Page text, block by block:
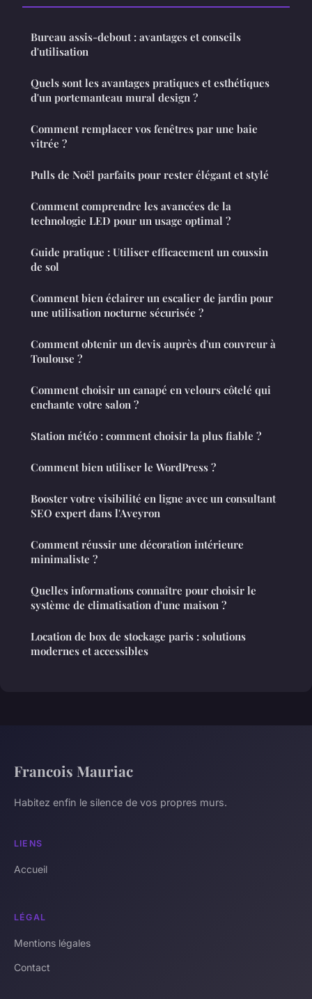
Bureau assis-debout : avantages et conseils
d'utilisation
Quels sont les avantages pratiques et esthétiques
d'un portemanteau mural design ?
Comment remplacer vos fenêtres par une baie
vitrée ?
Pulls de Noël parfaits pour rester élégant et stylé
Comment comprendre les avancées de la
technologie LED pour un usage optimal ?
Guide pratique : Utiliser efficacement un coussin
de sol
Comment bien éclairer un escalier de jardin pour
une utilisation nocturne sécurisée ?
Comment obtenir un devis auprès d'un couvreur à
Toulouse ?
Comment choisir un canapé en velours côtelé qui
enchante votre salon ?
Station météo : comment choisir la plus fiable ?
Comment bien utiliser le WordPress ?
Booster votre visibilité en ligne avec un consultant
SEO expert dans l'Aveyron
Comment réussir une décoration intérieure
minimaliste ?
Quelles informations connaître pour choisir le
système de climatisation d'une maison ?
Location de box de stockage paris : solutions
modernes et accessibles
Francois Mauriac
Habitez enfin le silence de vos propres murs.
LIENS
Accueil
LÉGAL
Mentions légales
Contact